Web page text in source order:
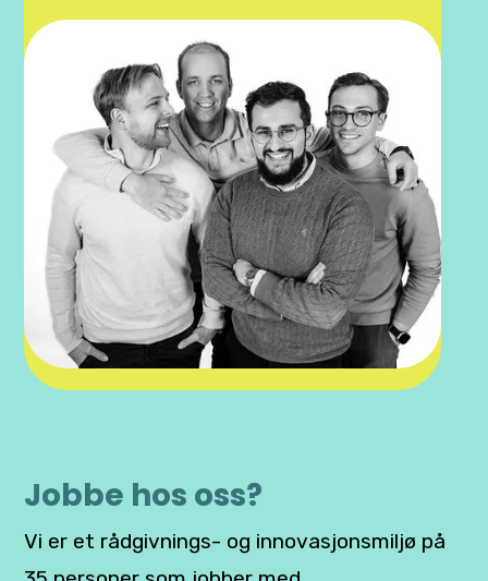
Jobbe hos oss?
Vi er et rådgivnings- og innovasjonsmiljø på